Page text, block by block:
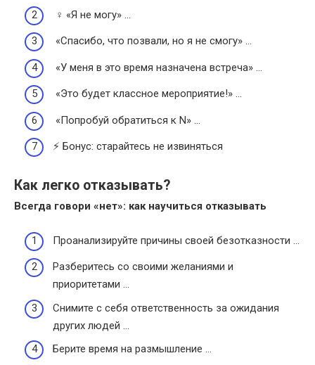
‍♀️ «Я не могу» …
«Спасибо, что позвали, но я не смогу» …
«У меня в это время назначена встреча» …
«Это будет классное мероприятие!» …
«Попробуй обратиться к N» …
⚡️ Бонус: старайтесь не извиняться
Как легко отказывать?
Всегда говори «нет»: как научиться отказывать
Проанализируйте причины своей безотказности …
Разберитесь со своими желаниями и
приоритетами …
Снимите с себя ответственность за ожидания
других людей …
Берите время на размышление …